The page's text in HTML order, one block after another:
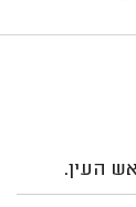
העין.